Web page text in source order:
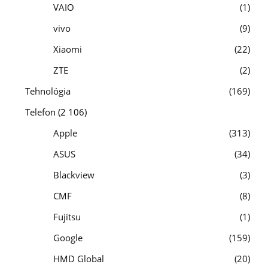
VAIO
1
vivo
9
Xiaomi
22
ZTE
2
Tehnológia
169
Telefon (2 106)
Apple
313
ASUS
34
Blackview
3
CMF
8
Fujitsu
1
Google
159
HMD Global
20